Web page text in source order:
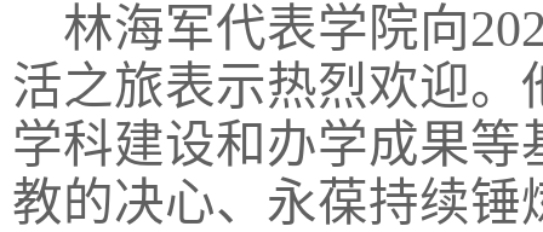
林海军代表学院向
活之旅表示热烈欢迎
学科建设和办学成果
教的决心、永葆持续